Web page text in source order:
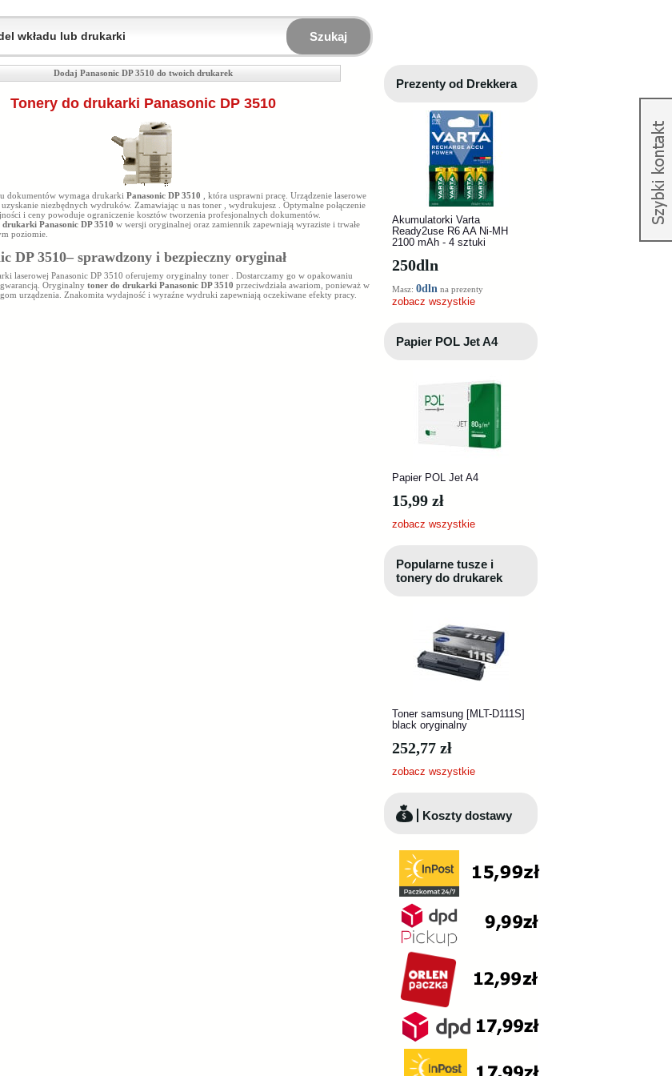
Szukaj
Dodaj Panasonic DP 3510 do twoich drukarek
Tonery do drukarki Panasonic DP 3510
dokumentów wymaga drukarki Panasonic DP 3510 , która usprawni pracę. Urządzenie laserowe
uzyskanie niezbędnych wydruków. Zamawiając u nas toner
, wydrukujesz
. Optymalne połączenie
i ceny powoduje ograniczenie kosztów tworzenia profesjonalnych dokumentów.
Panasonic DP 3510 w wersji oryginalnej oraz zamiennik zapewniają wyraziste i trwałe
poziomie.
DP 3510– sprawdzony i bezpieczny oryginał
laserowej Panasonic DP 3510 oferujemy oryginalny toner
. Dostarczamy go w opakowaniu
Oryginalny toner do drukarki Panasonic DP 3510 przeciwdziała awariom, ponieważ w
urządzenia. Znakomita wydajność i wyraźne wydruki zapewniają oczekiwane efekty pracy.
Prezenty od Drekkera
Akumulatorki Varta
Ready2use R6 AA Ni-MH
2100 mAh - 4 sztuki
250dln
Masz: 0dln na prezenty
zobacz wszystkie
Papier POL Jet A4
Papier POL Jet A4
15,99 zł
zobacz wszystkie
Popularne tusze i
tonery do drukarek
Toner samsung [MLT-D111S]
black oryginalny
252,77 zł
zobacz wszystkie
Koszty dostawy